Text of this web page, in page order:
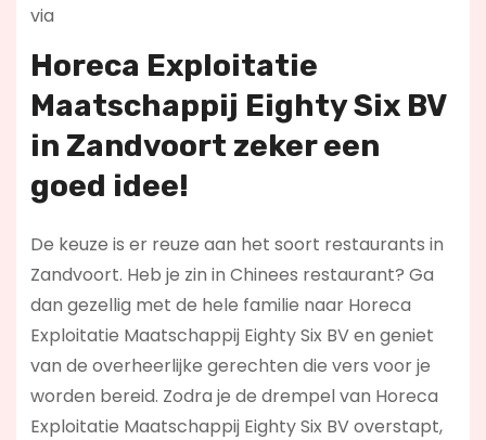
via
Horeca Exploitatie
Maatschappij Eighty Six BV
in Zandvoort zeker een
goed idee!
De keuze is er reuze aan het soort restaurants in
Zandvoort. Heb je zin in Chinees restaurant? Ga
dan gezellig met de hele familie naar Horeca
Exploitatie Maatschappij Eighty Six BV en geniet
van de overheerlijke gerechten die vers voor je
worden bereid. Zodra je de drempel van Horeca
Exploitatie Maatschappij Eighty Six BV overstapt,